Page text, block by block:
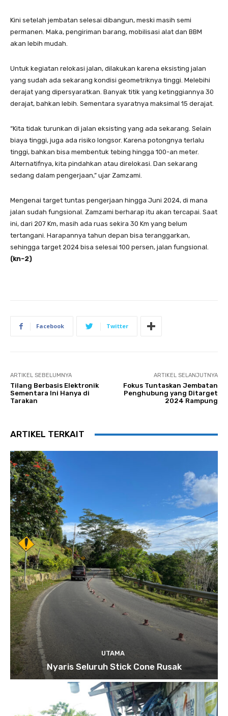
Kini setelah jembatan selesai dibangun, meski masih semi
permanen. Maka, pengiriman barang, mobilisasi alat dan BBM
akan lebih mudah.
Untuk kegiatan relokasi jalan, dilakukan karena eksisting jalan
yang sudah ada sekarang kondisi geometriknya tinggi. Melebihi
derajat yang dipersyaratkan. Banyak titik yang ketinggiannya 30
derajat, bahkan lebih. Sementara syaratnya maksimal 15 derajat.
“Kita tidak turunkan di jalan eksisting yang ada sekarang. Selain
biaya tinggi, juga ada risiko longsor. Karena potongnya terlalu
tinggi, bahkan bisa membentuk tebing hingga 100-an meter.
Alternatifnya, kita pindahkan atau direlokasi. Dan sekarang
sedang dalam pengerjaan,” ujar Zamzami.
Mengenai target tuntas pengerjaan hingga Juni 2024, di mana
jalan sudah fungsional. Zamzami berharap itu akan tercapai. Saat
ini, dari 207 Km, masih ada ruas sekira 30 Km yang belum
tertangani. Harapannya tahun depan bisa teranggarkan,
sehingga target 2024 bisa selesai 100 persen, jalan fungsional.
(kn-2)
Facebook Twitter
ARTIKEL SEBELUMNYA
Tilang Berbasis Elektronik
Sementara Ini Hanya di
Tarakan
ARTIKEL SELANJUTNYA
Fokus Tuntaskan Jembatan
Penghubung yang Ditarget
2024 Rampung
ARTIKEL TERKAIT
UTAMA
Nyaris Seluruh Stick Cone Rusak